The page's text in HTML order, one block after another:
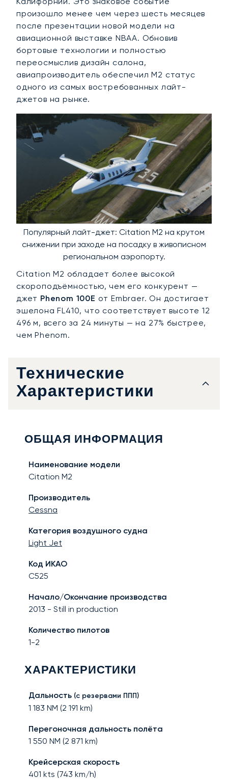
произошло менее чем через шесть месяцев
после презентации новой модели на
авиационной выставке NBAA. Обновив
бортовые технологии и полностью
переосмыслив дизайн салона,
авиапроизводитель обеспечил M2 статус
одного из самых востребованных лайт-
джетов на рынке.
Популярный лайт-джет: Citation M2 на крутом
снижении при заходе на посадку в живописном
региональном аэропорту.
Citation M2 обладает более высокой
скороподъёмностью, чем его конкурент —
джет Phenom 100E от Embraer. Он достигает
эшелона FL410, что соответствует высоте 12
496 м, всего за 24 минуты — на 27% быстрее,
чем Phenom.
Технические
Характеристики
ОБЩАЯ ИНФОРМАЦИЯ
Наименование модели
Citation M2
Производитель
Cessna
Категория воздушного судна
Light Jet
Код ИКАО
C525
Начало/Окончание производства
2013 - Still in production
Количество пилотов
1-2
ХАРАКТЕРИСТИКИ
Дальность (с резервами ППП)
1 183 NM (2 191 km)
Перегоночная дальность полёта
1 550 NM (2 871 km)
Крейсерская скорость
401 kts (743 km/h)